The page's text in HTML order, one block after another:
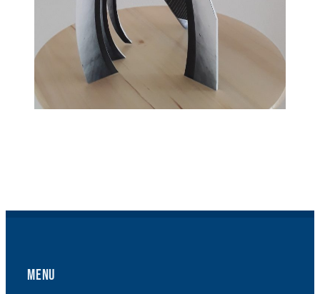
Menu